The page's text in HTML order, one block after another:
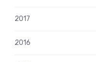
2017
2016